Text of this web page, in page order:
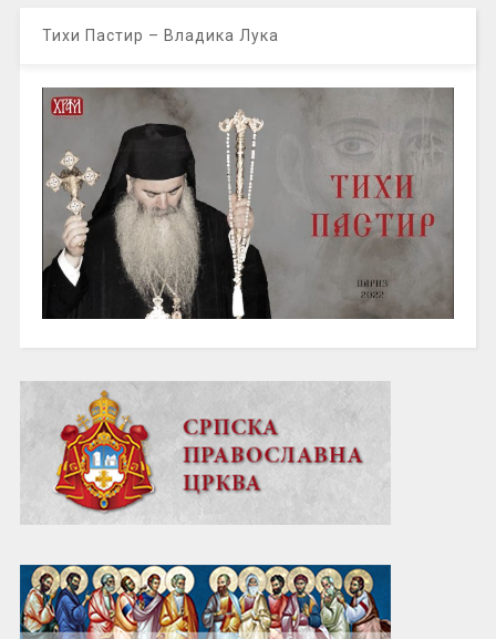
Тихи Пастир – Владика Лука